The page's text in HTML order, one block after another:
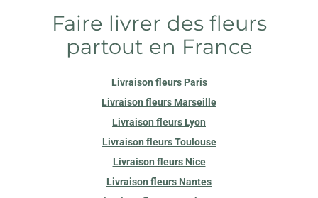
Faire livrer des fleurs
partout en France
Livraison fleurs Paris
Livraison fleurs Marseille
Livraison fleurs Lyon
Livraison fleurs Toulouse
Livraison fleurs Nice
Livraison fleurs Nantes